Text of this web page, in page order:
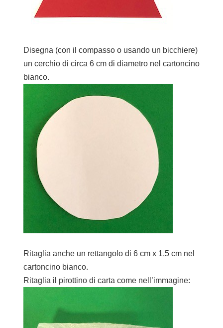
Disegna (con il compasso o usando un bicchiere)
un cerchio di circa 6 cm di diametro nel cartoncino
bianco.
Ritaglia anche un rettangolo di 6 cm x 1,5 cm nel
cartoncino bianco.
Ritaglia il pirottino di carta come nell’immagine: